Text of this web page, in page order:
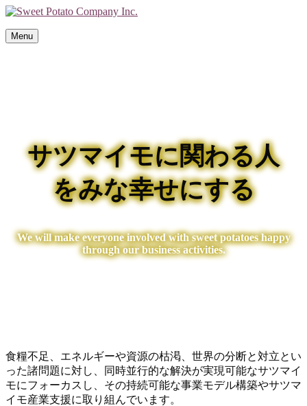
Menu
サツマイモに関わる人
をみな幸せにする
We will make everyone involved with sweet potatoes happy
through our business activities.
食糧不足、エネルギーや資源の枯渇、世界の分断と対立とい
った諸問題に対し、同時並行的な解決が実現可能なサツマイ
モにフォーカスし、その持続可能な事業モデル構築やサツマ
イモ産業支援に取り組んでいます。